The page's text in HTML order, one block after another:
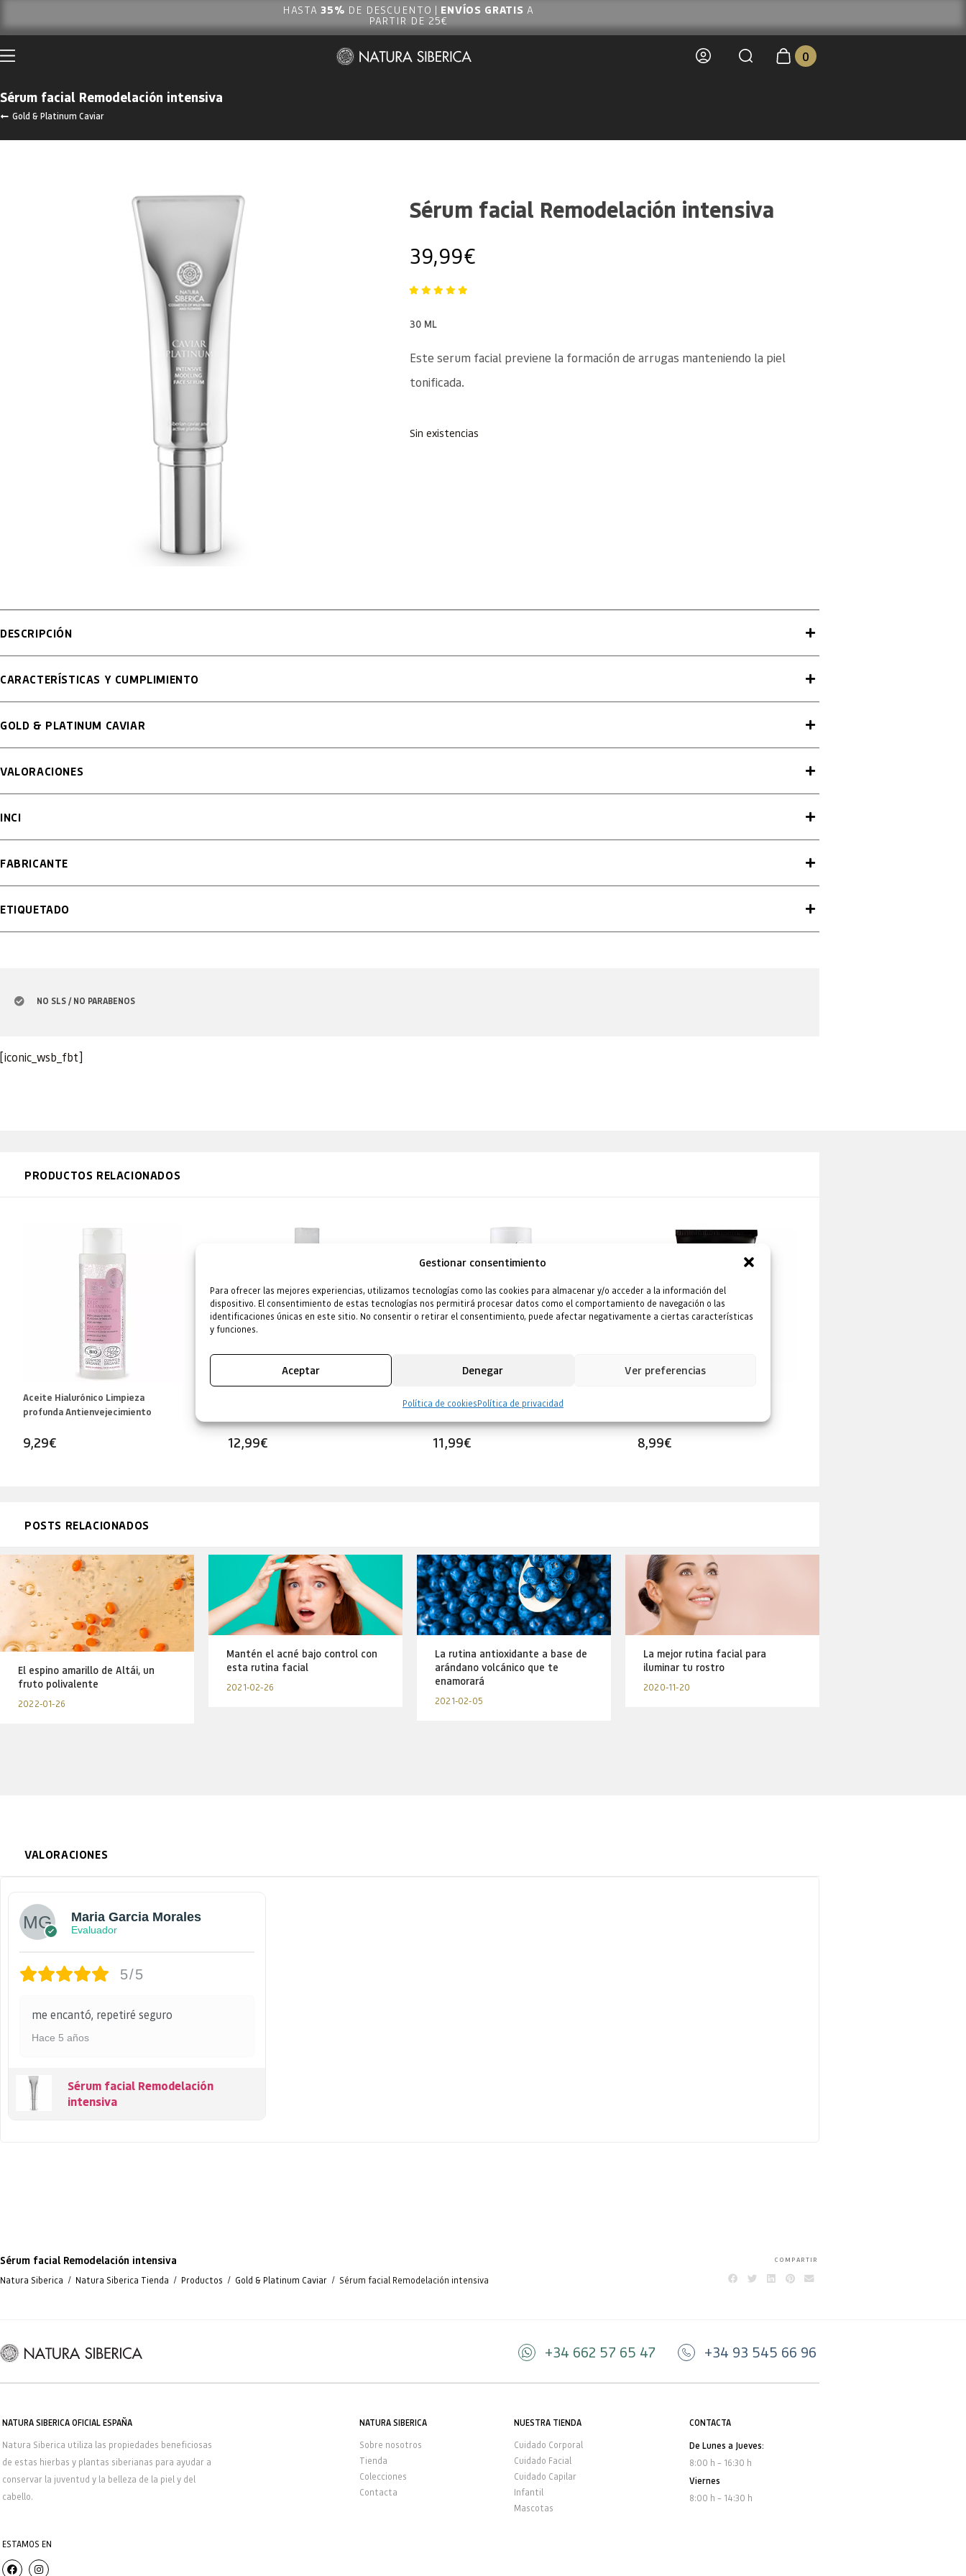
Gestionar consentimiento
Para ofrecer las mejores experiencias, utilizamos tecnologías como las cookies para almacenar y/o acceder a la información del
dispositivo. El consentimiento de estas tecnologías nos permitirá procesar datos como el comportamiento de navegación o las
identificaciones únicas en este sitio. No consentir o retirar el consentimiento, puede afectar negativamente a ciertas características
y funciones.
Aceptar Denegar Ver preferencias
Política de cookiesPolítica de privacidad
HASTA35% DE DESCUENTO | ENVÍOS GRATISA
PARTIR DE 25€
0
Sérum facial Remodelación intensiva
Gold & Platinum Caviar
Sérum facial Remodelación intensiva
39,99€
30 ML
Este serum facial previene la formación de arrugas manteniendo la piel
tonificada.
Sin existencias
DESCRIPCIÓN
CARACTERÍSTICAS Y CUMPLIMIENTO
GOLD & PLATINUM CAVIAR
VALORACIONES
INCI
FABRICANTE
ETIQUETADO
NO SLS / NO PARABENOS
[iconic_wsb_fbt]
PRODUCTOS RELACIONADOS
Aceite Hialurónico Limpieza
profunda Antienvejecimiento
9,29€ 12,99€
Aqua-Sérum facial Multiprotección
11,99€ 8,99€
POSTS RELACIONADOS
El espino amarillo de Altái, un
fruto polivalente
2022-01-26
Mantén el acné bajo control con
esta rutina facial
2021-02-26
La rutina antioxidante a base de
arándano volcánico que te
enamorará
2021-02-05
La mejor rutina facial para
iluminar tu rostro
2020-11-20
VALORACIONES
Maria Garcia Morales
Evaluador
5/5
me encantó, repetiré seguro
Hace 5 años
Sérum facial Remodelación
intensiva
Sérum facial Remodelación intensiva
Natura Siberica / Natura Siberica Tienda / Productos / Gold & Platinum Caviar / Sérum facial Remodelación intensiva
COMPARTIR
+34 662 57 65 47 +34 93 545 66 96
NATURA SIBERICA OFICIAL ESPAÑA
Natura Siberica utiliza las propiedades beneficiosas
de estas hierbas y plantas siberianas para ayudar a
conservar la juventud y la belleza de la piel y del
cabello.
ESTAMOS EN
NATURA SIBERICA
Sobre nosotros
Tienda
Colecciones
Contacta
NUESTRA TIENDA
Cuidado Corporal
Cuidado Facial
Cuidado Capilar
Infantil
Mascotas
CONTACTA
De Lunes a Jueves:
8:00 h – 16:30 h
Viernes
8:00 h – 14:30 h